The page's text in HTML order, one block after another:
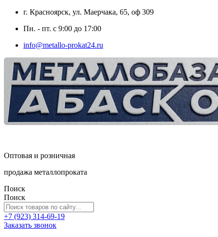
г. Красноярск, ул. Маерчака, 65, оф 309
Пн. - пт. с 9:00 до 17:00
info@metallo-prokat24.ru
Оптовая и розничная
продажа металлопроката
Поиск
Поиск
+7 (923) 314-69-19
Заказать звонок